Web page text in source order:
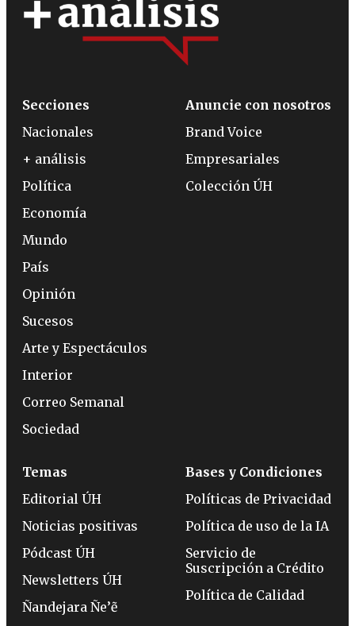
Secciones
Nacionales
+ análisis
Política
Economía
Mundo
País
Opinión
Sucesos
Arte y Espectáculos
Interior
Correo Semanal
Sociedad
Anuncie con nosotros
Brand Voice
Empresariales
Colección ÚH
Temas
Editorial ÚH
Noticias positivas
Pódcast ÚH
Newsletters ÚH
Ñandejara Ñe’ẽ
Bases y Condiciones
Políticas de Privacidad
Política de uso de la IA
Servicio de
Suscripción a Crédito
Política de Calidad